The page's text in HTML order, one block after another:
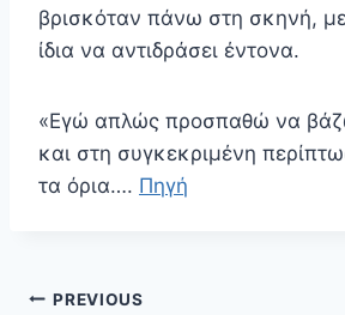
βρισκόταν πάνω στη σκηνή,
ίδια να αντιδράσει έντονα.
«Εγώ απλώς προσπαθώ να
και στη συγκεκριμένη
τα όρια…. Πηγή
Πλοήγηση
PREVIOUS